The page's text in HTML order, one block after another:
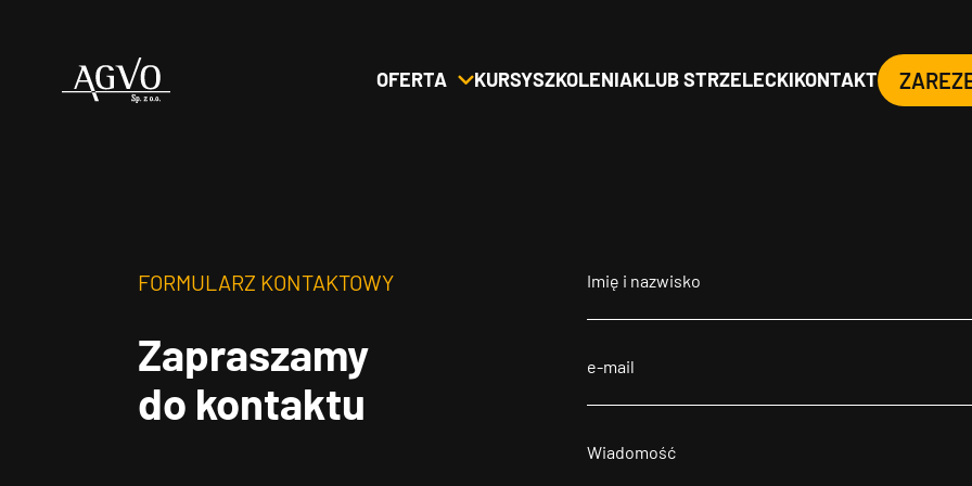
Header
OFERTA KURSYSZKOLENIAKLUB STRZELECKIKONTAKT
FORMULARZ KONTAKTOWY
Zapraszamy
do kontaktu